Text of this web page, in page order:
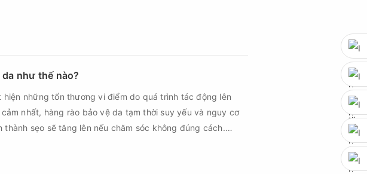
sẹo khó phục hồi.
như thế nào?
hiện những tổn thương vi điểm do quá trình tác động lên
nhất, hàng rào bảo vệ da tạm thời suy yếu và nguy cơ
thành sẹo sẽ tăng lên nếu chăm sóc không đúng cách.
mụn không chỉ giúp vùng da hồi phục nhanh hơn mà còn